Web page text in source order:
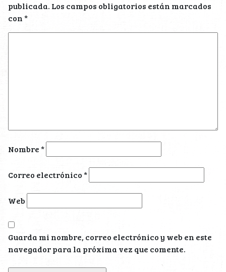
publicada. Los campos obligatorios están marcados
con*
Nombre*
Correo electrónico*
Web
Guarda mi nombre, correo electrónico y web en este
navegador para la próxima vez que comente.